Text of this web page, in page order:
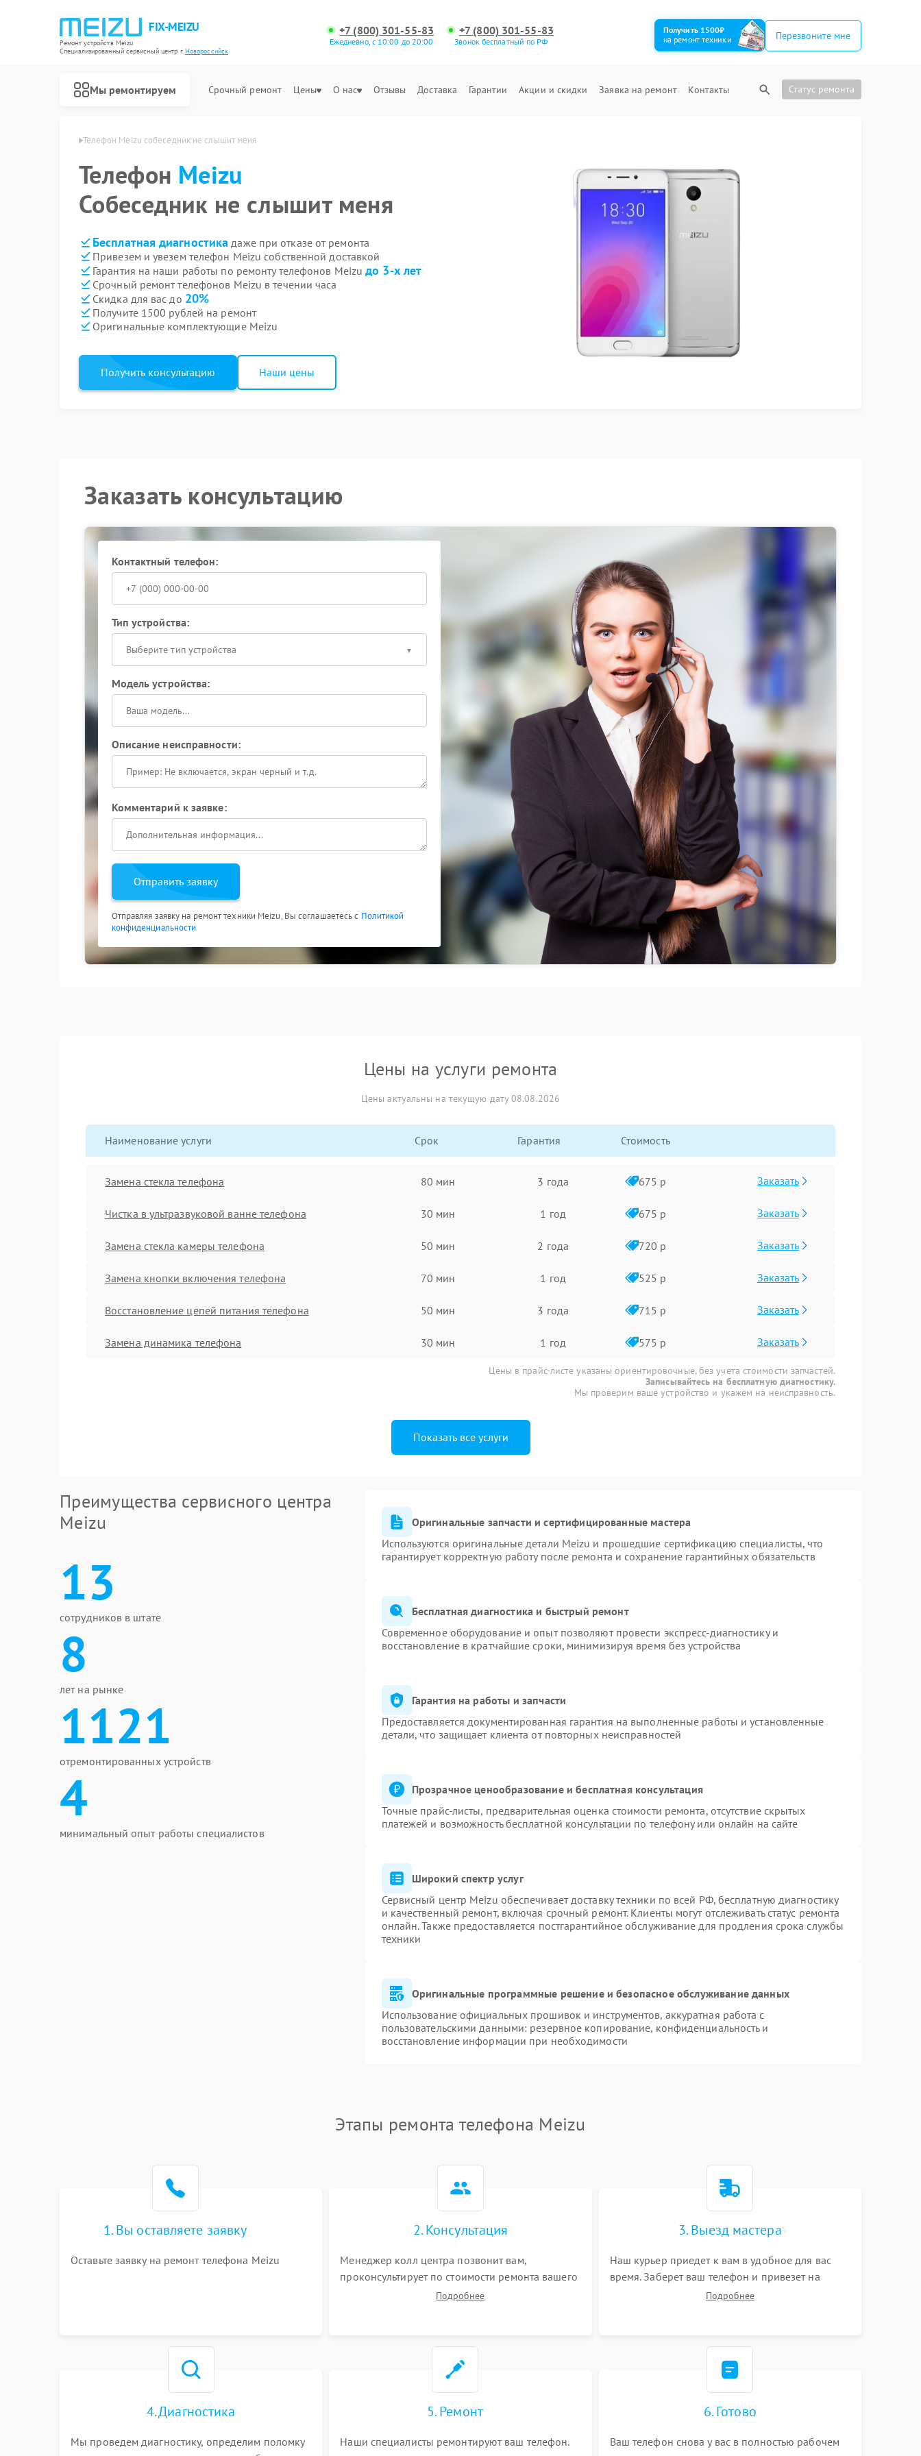
FIX-MEIZU
Ремонт устройств Meizu
Специализированный cервисный центр г.Новороссийск
+7 (800) 301-55-83
Ежедневно, с 10:00 до 20:00
+7 (800) 301-55-83
Звонок бесплатный по РФ
Получить 1500₽
на ремонт техники
Перезвоните мне
Мы ремонтируем Срочный ремонт Цены О нас Отзывы Доставка Гарантии Акции и скидки Заявка на ремонт Контакты Статус ремонта
Телефон Meizu собеседник не слышит меня
Телефон Meizu
Собеседник не слышит меня
Бесплатная диагностика даже при отказе от ремонта
Привезем и увезем телефон Meizu собственной доставкой
Гарантия на наши работы по ремонту телефонов Meizuдо 3-х лет
Срочный ремонт телефонов Meizu в течении часа
Скидка для вас до 20%
Получите 1500 рублей на ремонт
Оригинальные комплектующие Meizu
Получить консультацию Наши цены
Заказать консультацию
Контактный телефон:
Тип устройства:
Выберите тип устройства
Модель устройства:
Описание неисправности:
Комментарий к заявке:
Отправить заявку
Отправляя заявку на ремонт техники Meizu, Вы соглашаетесь с Политикой
конфиденциальности
Цены на услуги ремонта
Цены актуальны на текущую дату 08.08.2026
Наименование услуги Срок Гарантия Стоимость
Замена стекла телефона 80 мин 3 года 675 р Заказать
Чистка в ультразвуковой ванне телефона 30 мин 1 год 675 р Заказать
Замена стекла камеры телефона 50 мин 2 года 720 р Заказать
Замена кнопки включения телефона 70 мин 1 год 525 р Заказать
Восстановление цепей питания телефона 50 мин 3 года 715 р Заказать
Замена динамика телефона 30 мин 1 год 575 р Заказать
Цены в прайс-листе указаны ориентировочные, без учета стоимости запчастей.
Записывайтесь на бесплатную диагностику.
Мы проверим ваше устройство и укажем на неисправность.
Показать все услуги
Преимущества сервисного центра
Meizu
13
сотрудников в штате
8
лет на рынке
1121
отремонтированных устройств
4
минимальный опыт работы специалистов
Оригинальные запчасти и сертифицированные мастера
Используются оригинальные детали Meizu и прошедшие сертификацию специалисты, что
гарантирует корректную работу после ремонта и сохранение гарантийных обязательств
Бесплатная диагностика и быстрый ремонт
Современное оборудование и опыт позволяют провести экспресс-диагностику и
восстановление в кратчайшие сроки, минимизируя время без устройства
Гарантия на работы и запчасти
Предоставляется документированная гарантия на выполненные работы и установленные
детали, что защищает клиента от повторных неисправностей
Прозрачное ценообразование и бесплатная консультация
Точные прайс-листы, предварительная оценка стоимости ремонта, отсутствие скрытых
платежей и возможность бесплатной консультации по телефону или онлайн на сайте
Широкий спектр услуг
Сервисный центр Meizu обеспечивает доставку техники по всей РФ, бесплатную диагностику
и качественный ремонт, включая срочный ремонт. Клиенты могут отслеживать статус ремонта
онлайн. Также предоставляется постгарантийное обслуживание для продления срока службы
техники
Оригинальные программные решение и безопасное обслуживание данных
Использование официальных прошивок и инструментов, аккуратная работа с
пользовательскими данными: резервное копирование, конфиденциальность и
восстановление информации при необходимости
Этапы ремонта телефона Meizu
1. Вы оставляете заявку
Оставьте заявку на ремонт телефона Meizu
2. Консультация
Менеджер колл центра позвонит вам,
проконсультирует по стоимости ремонта вашего
телефона а также ответит на все ваши вопросы.
Подробнее
3. Выезд мастера
Наш курьер приедет к вам в удобное для вас
время. Заберет ваш телефон и привезет на
склад для диагностики.Подробнее
4. Диагностика
Мы проведем диагностику, определим поломку
5. Ремонт
Наши специалисты ремонтируют ваш телефон.
6. Готово
Ваш телефон снова у вас в полностью рабочем